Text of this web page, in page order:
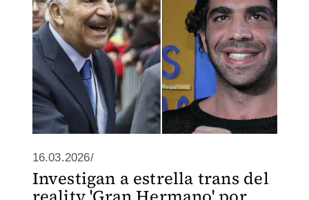
16.03.2026/
Investigan a estrella trans del